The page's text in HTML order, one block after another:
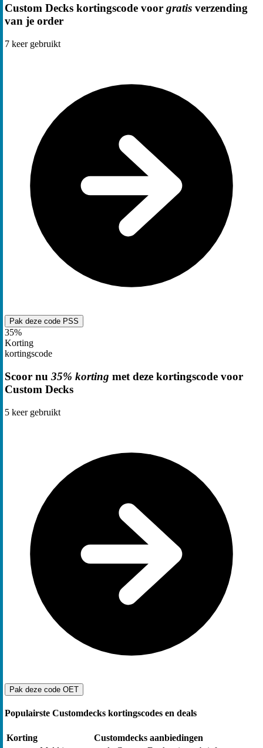
Custom Decks kortingscode voor gratis verzending
van je order
7 keer gebruikt
Pak deze code PSS
35%
Korting
kortingscode
Scoor nu 35% korting met deze kortingscode voor
Custom Decks
5 keer gebruikt
Pak deze code OET
Populairste Customdecks kortingscodes en deals
Korting
Customdecks aanbiedingen